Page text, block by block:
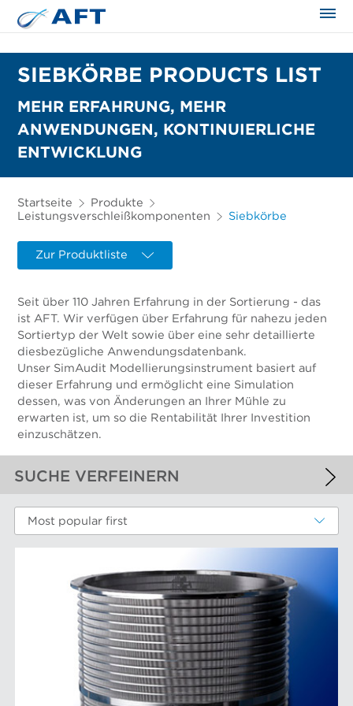
SIEBKÖRBE PRODUCTS LIST
MEHR ERFAHRUNG, MEHR
ANWENDUNGEN, KONTINUIERLICHE
ENTWICKLUNG
Startseite
Produkte
Leistungsverschleißkomponenten
Siebkörbe
Zur Produktliste
Seit über 110 Jahren Erfahrung in der Sortierung - das
ist AFT. Wir verfügen über Erfahrung für nahezu jeden
Sortiertyp der Welt sowie über eine sehr detaillierte
diesbezügliche Anwendungsdatenbank.
Unser SimAudit Modellierungsinstrument basiert auf
dieser Erfahrung und ermöglicht eine Simulation
dessen, was von Änderungen an Ihrer Mühle zu
erwarten ist, um so die Rentabilität Ihrer Investition
einzuschätzen.
SUCHE VERFEINERN
ANGEWANDTE FILTER
Siebkörbe
WEITERE FILTER
LEISTUNGSKOMPONENTEN
Filterelemente
Refiner-Mahlplatten und Mahlgarnituren
Siebbleche
Sortierer-Rotoren
AFT-MARKEN
Aikawa-Technologie
Finebar-Mahlung
Max-Sortierung
POM-Konstantteilsysteme
Chemiefasern
Most popular first